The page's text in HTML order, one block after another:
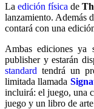
La edición física de
lanzamiento. Además
contará con una
Ambas ediciones ya
publisher y estarán
standard tendrá un
limitada llamada
incluirá: el juego, una
juego y un libro de